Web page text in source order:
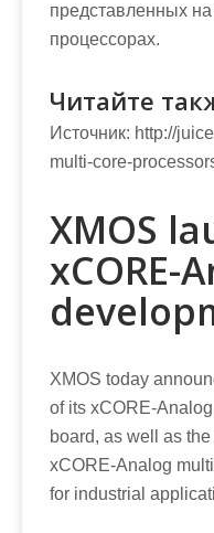
представленных
процессорах.
Читайте
Источник: http://
multi-core-
XMOS
xCORE-
XMOS today
of its xCORE-
board, as well as
xCORE-Analog
for industrial